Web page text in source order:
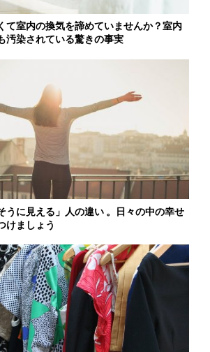
て室内の換気を諦めていませんか？室内
汚染されている驚きの事実
うに見える」人の違い 。日々の中の幸せ
けましょう